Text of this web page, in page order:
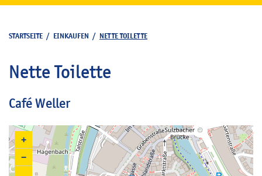
STARTSEITE / EINKAUFEN / NETTE TOILETTE
Nette Toilette
Café Weller
+
−